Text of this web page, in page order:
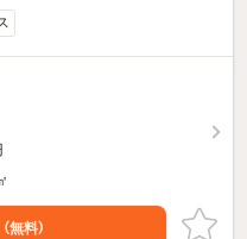
（無料）